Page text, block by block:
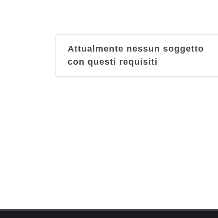
Attualmente nessun soggetto
con questi requisiti